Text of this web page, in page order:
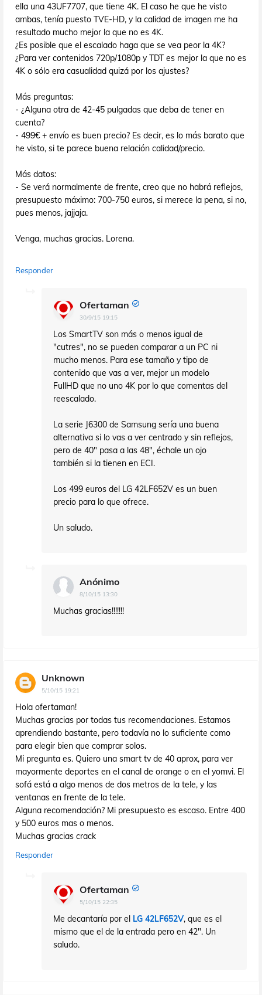
ella una 43UF7707, que tiene 4K. El caso he que he visto
ambas, tenía puesto TVE-HD, y la calidad de imagen me ha
resultado mucho mejor la que no es 4K.
¿Es posible que el escalado haga que se vea peor la 4K?
¿Para ver contenidos 720p/1080p y TDT es mejor la que no es
4K o sólo era casualidad quizá por los ajustes?
Más preguntas:
- ¿Alguna otra de 42-45 pulgadas que deba de tener en
cuenta?
- 499€ + envío es buen precio? Es decir, es lo más barato que
he visto, si te parece buena relación calidad/precio.
Más datos:
- Se verá normalmente de frente, creo que no habrá reflejos,
presupuesto máximo: 700-750 euros, si merece la pena, si no,
pues menos, jajjaja.
Venga, muchas gracias. Lorena.
Responder
Ofertaman
30/9/15 19:15
Los SmartTV son más o menos igual de
"cutres", no se pueden comparar a un PC ni
mucho menos. Para ese tamaño y tipo de
contenido que vas a ver, mejor un modelo
FullHD que no uno 4K por lo que comentas del
reescalado.
La serie J6300 de Samsung sería una buena
alternativa si lo vas a ver centrado y sin reflejos,
pero de 40" pasa a las 48", échale un ojo
también si la tienen en ECI.
Los 499 euros del LG 42LF652V es un buen
precio para lo que ofrece.
Un saludo.
Anónimo
8/10/15 13:30
Muchas gracias!!!!!!!
Unknown
5/10/15 19:21
Hola ofertaman!
Muchas gracias por todas tus recomendaciones. Estamos
aprendiendo bastante, pero todavía no lo suficiente como
para elegir bien que comprar solos.
Mi pregunta es. Quiero una smart tv de 40 aprox, para ver
mayormente deportes en el canal de orange o en el yomvi. El
sofá está a algo menos de dos metros de la tele, y las
ventanas en frente de la tele.
Alguna recomendación? Mi presupuesto es escaso. Entre 400
y 500 euros mas o menos.
Muchas gracias crack
Responder
Ofertaman
5/10/15 22:35
Me decantaría por el LG 42LF652V, que es el
mismo que el de la entrada pero en 42". Un
saludo.